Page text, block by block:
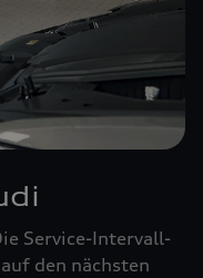
Service-Intervall-
den nächsten